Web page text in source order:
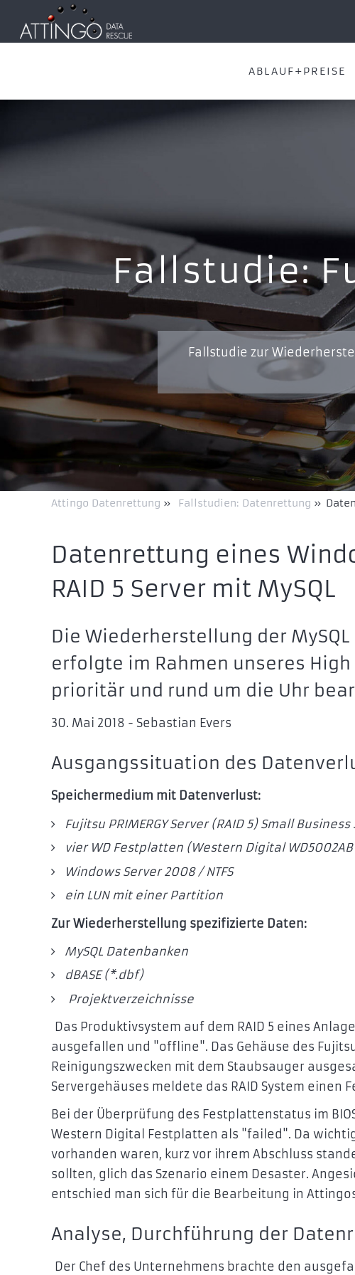
ABLAUF+PREISE
Fallstudie:
Fallstudie zur
Attingo Datenrettung » Fallstudien: Datenrettung »
Datenrettung eines
RAID 5 Server mit MySQL
Die Wiederherstellung der
erfolgte im Rahmen unseres
prioritär und rund um die Uhr
30. Mai 2018 - Sebastian Evers
Ausgangssituation des
Speichermedium mit Datenverlust:
Fujitsu PRIMERGY Server (RAID 5) Small Business
vier WD Festplatten (Western Digital
Windows Server 2008 / NTFS
ein LUN mit einer Partition
Zur Wiederherstellung spezifizierte Daten:
MySQL Datenbanken
dBASE (*.dbf)
Projektverzeichnisse
Das Produktivsystem auf dem RAID 5 eines
ausgefallen und "offline". Das Gehäuse des Fujitsu
Reinigungszwecken mit dem Staubsauger
Servergehäuses meldete das RAID System einen
Bei der Überprüfung des Festplattenstatus im
Western Digital Festplatten als "failed". Da
vorhanden waren, kurz vor ihrem Abschluss
sollten, glich das Szenario einem Desaster.
entschied man sich für die Bearbeitung in
Analyse, Durchführung der
Der Chef des Unternehmens brachte den